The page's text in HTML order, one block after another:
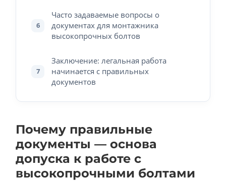
6
Часто задаваемые вопросы о
документах для монтажника
высокопрочных болтов
7
Заключение: легальная работа
начинается с правильных
документов
Почему правильные
документы — основа
допуска к работе с
высокопрочными болтами